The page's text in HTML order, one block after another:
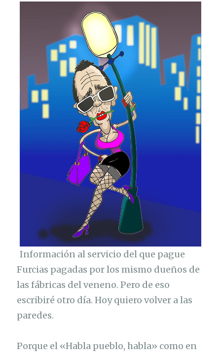
Información al servicio del que pague
Furcias pagadas por los mismo dueños de
las fábricas del veneno. Pero de eso
escribiré otro día. Hoy quiero volver a las
paredes.
Porque el «Habla pueblo, habla» como en